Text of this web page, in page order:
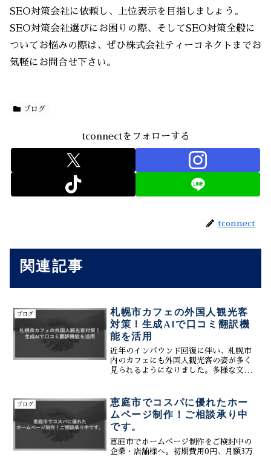
SEO対策会社に依頼し、上位表示を目指しましょう。
SEO対策会社選びにお困りの際、そしてSEO対策全般に
ついてお悩みの際は、ぜひ株式会社ティーコネクトまでお
気軽にお問合せ下さい。
ブログ
tconnectをフォローする
tconnect
関連記事
ブログ
札幌市カフェの外国人観光客
対策！生成AIで口コミ翻訳機
能を活用
近年のインバウンド回復に伴い、札幌市
内のカフェにも外国人観光客の姿が多く
見られるようになりました。多様な文化
壁や異文化コミュニケーションの難しさ
といった課題も生じさせま...
ブログ
恵庭市でコスパに優れたホー
ムページ制作！ご相談承り中
です。
恵庭市でホームページ制作をご検討中の
企業・店舗様へ。初期費用0円、月額3万